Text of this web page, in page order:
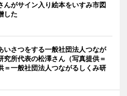
んがサイン入り絵本をいすみ市図
した
いさつをする一般社団法人つなが
究所代表の松澤さん（写真提供＝
＝一般社団法人つながるしくみ研